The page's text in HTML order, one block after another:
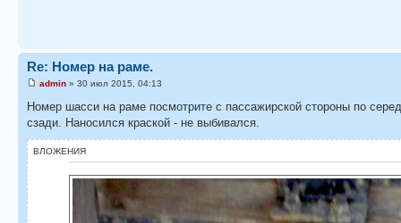
Re: Номер на раме.
admin » 30 июл 2015, 04:13
Номер шасси на раме посмотрите с пассажирской стороны по
сзади. Наносился краской - не выбивался.
ВЛОЖЕНИЯ